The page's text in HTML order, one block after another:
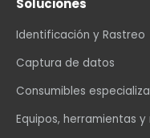
Soluciones
Identificación y Rastreo
Captura de datos
Consumibles
Equipos, herramientas